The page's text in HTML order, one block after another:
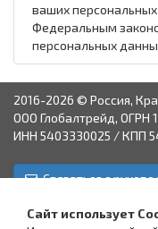
ваших
Федеральным
персональных
2016-2026 © Россия,
ООО Глобалтрейд, ОГРН
ИНН 5403330025 / КПП
Связаться с
Сайт использует